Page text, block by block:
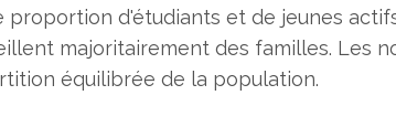
d'étudiants et de jeunes
majoritairement des familles. Les
équilibrée de la population.